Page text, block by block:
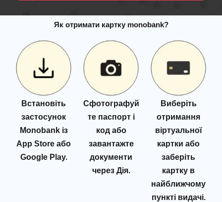
Як отримати картку monobank?
Встановіть
застосунок
Monobank із
App Store або
Google Play.
Сфотографуй
те паспорт і
код або
завантажте
документи
через Дія.
Виберіть
отримання
віртуальної
картки або
заберіть
картку в
найближчому
пункті видачі.